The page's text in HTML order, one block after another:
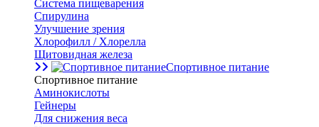
Система пищеварения
Спирулина
Улучшение зрения
Хлорофилл / Хлорелла
Щитовидная железа
Спортивное питание
Спортивное питание
Аминокислоты
Гейнеры
Для снижения веса